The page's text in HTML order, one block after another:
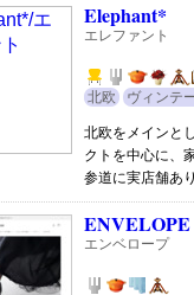
Elephant*
エレファント
北欧 ヴィンテ
北欧をメインと
クトを中心に、
参道に実店舗あ
ENVELOPE
エンベロープ